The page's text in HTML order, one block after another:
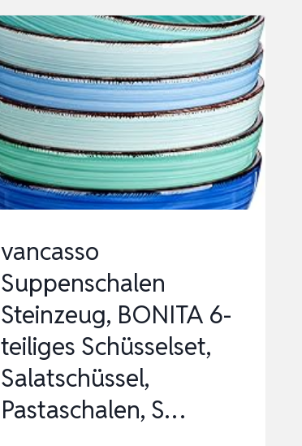
DESSERT-
DIP-
SCHALEN,
12,7
CM,
KINDERSCHALEN,
SPÜLM…
vancasso
Suppenschalen
Steinzeug, BONITA 6-
teiliges Schüsselset,
Salatschüssel,
Pastaschalen, S…